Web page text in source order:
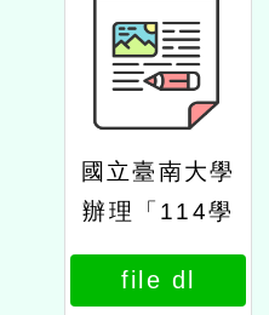
國立臺南大學
辦理「114學
年度本土語文
教師專業學習
file dl